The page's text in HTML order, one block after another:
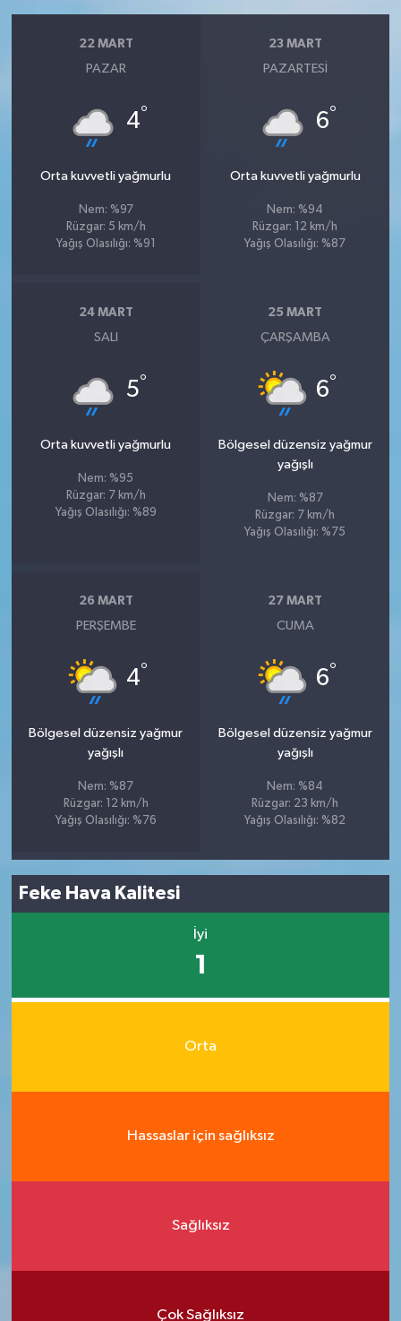
22 MART
PAZAR
4°
Orta kuvvetli yağmurlu
Nem: %97
Rüzgar: 5 km/h
Yağış Olasılığı: %91
23 MART
PAZARTESI
6°
Orta kuvvetli yağmurlu
Nem: %94
Rüzgar: 12 km/h
Yağış Olasılığı: %87
24 MART
SALI
5°
Orta kuvvetli yağmurlu
Nem: %95
Rüzgar: 7 km/h
Yağış Olasılığı: %89
25 MART
ÇARŞAMBA
6°
Bölgesel düzensiz yağmur
yağışlı
Nem: %87
Rüzgar: 7 km/h
Yağış Olasılığı: %75
26 MART
PERŞEMBE
4°
Bölgesel düzensiz yağmur
yağışlı
Nem: %87
Rüzgar: 12 km/h
Yağış Olasılığı: %76
27 MART
CUMA
6°
Bölgesel düzensiz yağmur
yağışlı
Nem: %84
Rüzgar: 23 km/h
Yağış Olasılığı: %82
Feke Hava Kalitesi
İyi
1
Orta
Hassaslar için sağlıksız
Sağlıksız
Çok Sağlıksız